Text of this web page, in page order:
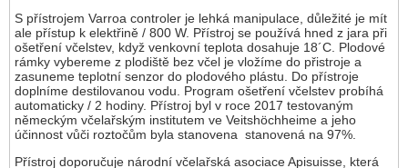
S přístrojem Varroa controler je lehká manipulace, důležité je mít
ale přístup k elektřině / 800 W. Přístroj se používá hned z jara při
ošetření včelstev, když venkovní teplota dosahuje 18´C. Plodové
rámky vybereme z plodiště bez včel je vložíme do přistroje a
zasuneme teplotní senzor do plodového plástu. Do přístroje
doplníme destilovanou vodu. Program ošetření včelstev probíhá
automaticky / 2 hodiny. Přístroj byl v roce 2017 testovaným
německým včelařským institutem ve Veitshöchheime a jeho
účinnost vůči roztočům byla stanovena stanovená na 97%.
Přístroj doporučuje národní včelařská asociace Apisuisse, která